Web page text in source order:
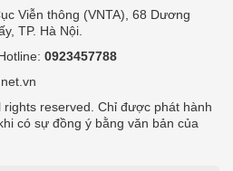
Viễn thông (VNTA), 68 Dương
TP. Hà Nội.
0923457788
reserved. Chỉ được phát hành
có sự đồng ý bằng văn bản của